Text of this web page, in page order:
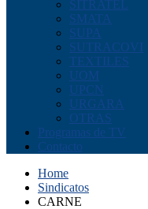
SITRATEL
SMATA
SUPA
SUTRACOVI
TEXTILES
UOM
UPCN
URGARA
OTRAS
Programas de TV
Contacto
Home
Sindicatos
CARNE